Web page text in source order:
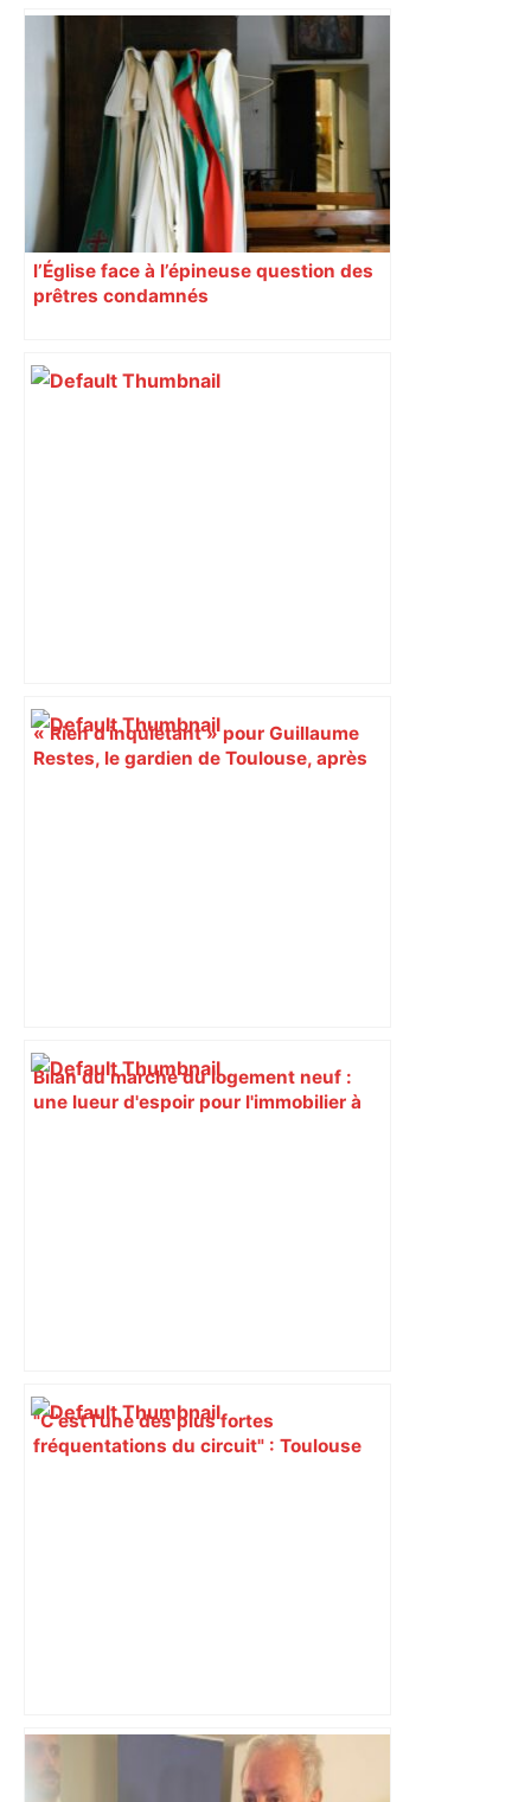
l’Église face à l’épineuse question des
prêtres condamnés
« Rien d'inquiétant » pour Guillaume
Restes, le gardien de Toulouse, après
Bilan du marché du logement neuf :
une lueur d'espoir pour l'immobilier à
"C’est l’une des plus fortes
fréquentations du circuit" : Toulouse
Après la fusion avec la liste PS
Toulouse, le candidat LFI salue "une